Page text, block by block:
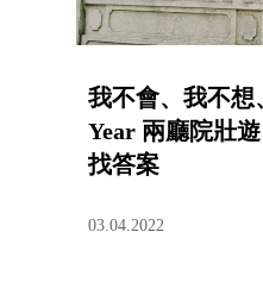
我不會、我不
Year 兩廳院壯
找答案
03.04.2022